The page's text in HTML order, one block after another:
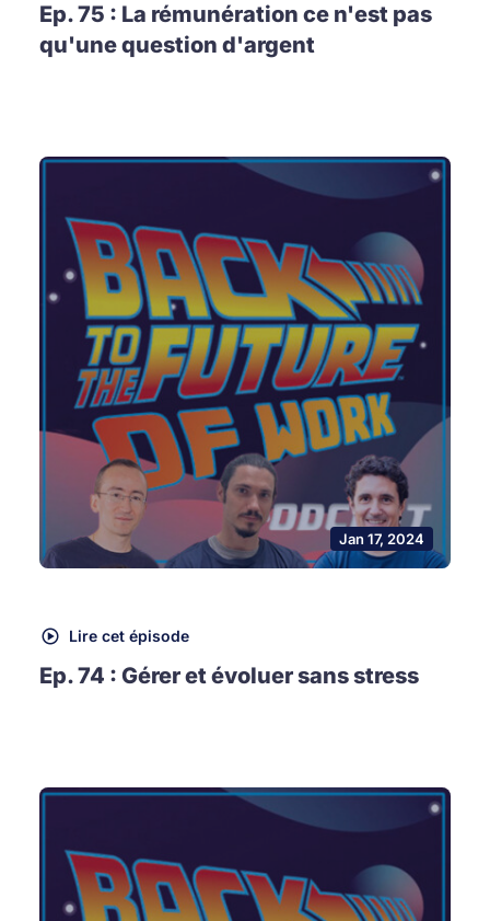
Ep. 75 : La rémunération ce n'est pas
qu'une question d'argent
Jan 17, 2024
Lire cet épisode
Ep. 74 : Gérer et évoluer sans stress